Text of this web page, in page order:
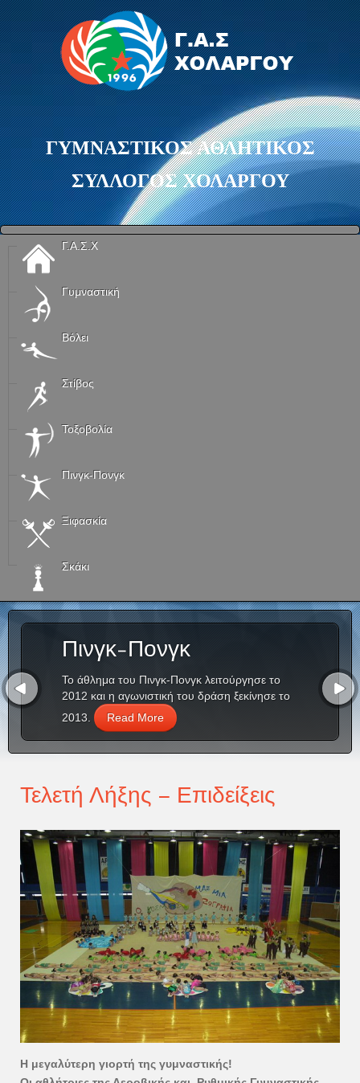
ΓΥΜΝΑΣΤΙΚΟΣ ΑΘΛΗΤΙΚΟΣ
ΣΥΛΛΟΓΟΣ ΧΟΛΑΡΓΟΥ
Γ.Α.Σ.Χ
Γυμναστική
Βόλει
Στίβος
Τοξοβολία
Πινγκ-Πονγκ
Ξιφασκία
Σκάκι
Πινγκ-Πονγκ
Το άθλημα του Πινγκ-Πονγκ λειτούργησε το
2012 και η αγωνιστική του δράση ξεκίνησε το
2013.
Read More
Τελετή Λήξης – Επιδείξεις
Η μεγαλύτερη γιορτή της γυμναστικής!